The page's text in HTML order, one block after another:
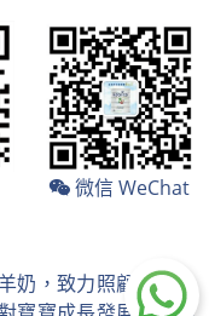
微信 WeChat
，致力照顧寶寶成